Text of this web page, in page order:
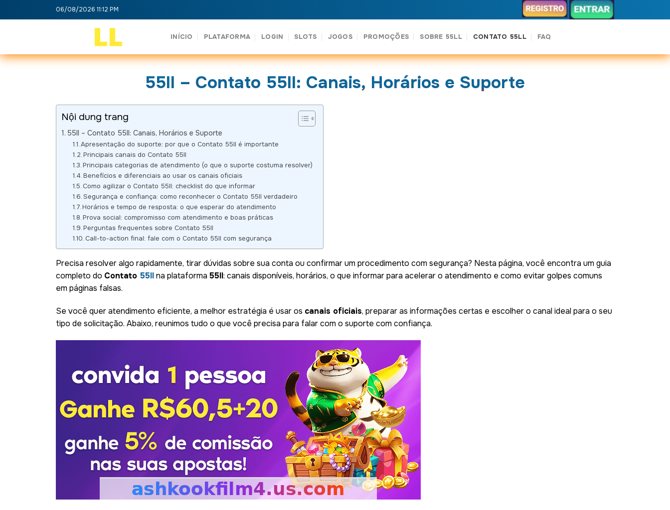
to
06/08/2026 11:12 PM
INÍCIO PLATAFORMA LOGIN SLOTS JOGOS PROMOÇÕES SOBRE 55LL CONTATO 55LL FAQ
55ll – Contato 55ll: Canais, Horários e Suporte
Nội dung trang
55ll – Contato 55ll: Canais, Horários e Suporte
Apresentação do suporte: por que o Contato 55ll é importante
Principais canais do Contato 55ll
Principais categorias de atendimento (o que o suporte costuma resolver)
Benefícios e diferenciais ao usar os canais oficiais
Como agilizar o Contato 55ll: checklist do que informar
Segurança e confiança: como reconhecer o Contato 55ll verdadeiro
Horários e tempo de resposta: o que esperar do atendimento
Prova social: compromisso com atendimento e boas práticas
Perguntas frequentes sobre Contato 55ll
Call-to-action final: fale com o Contato 55ll com segurança
Precisa resolver algo rapidamente, tirar dúvidas sobre sua conta ou confirmar um procedimento com segurança? Nesta página, você encontra um guia
completo do Contato 55llna plataforma 55ll: canais disponíveis, horários, o que informar para acelerar o atendimento e como evitar golpes comuns
em páginas falsas.
Se você quer atendimento eficiente, a melhor estratégia é usar os canais oficiais, preparar as informações certas e escolher o canal ideal para o seu
tipo de solicitação. Abaixo, reunimos tudo o que você precisa para falar com o suporte com confiança.